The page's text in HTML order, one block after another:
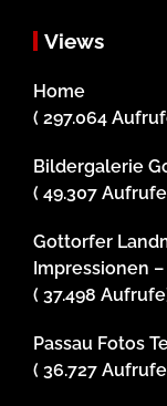
Views
Home
( 297.064
Bildergalerie
( 49.307
Gottorfer
Impressionen
( 37.498
Passau Fotos
( 36.727